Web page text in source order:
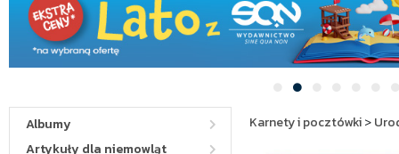
Albumy
Artykuły dla niemowląt
Karnety i pocztówki>